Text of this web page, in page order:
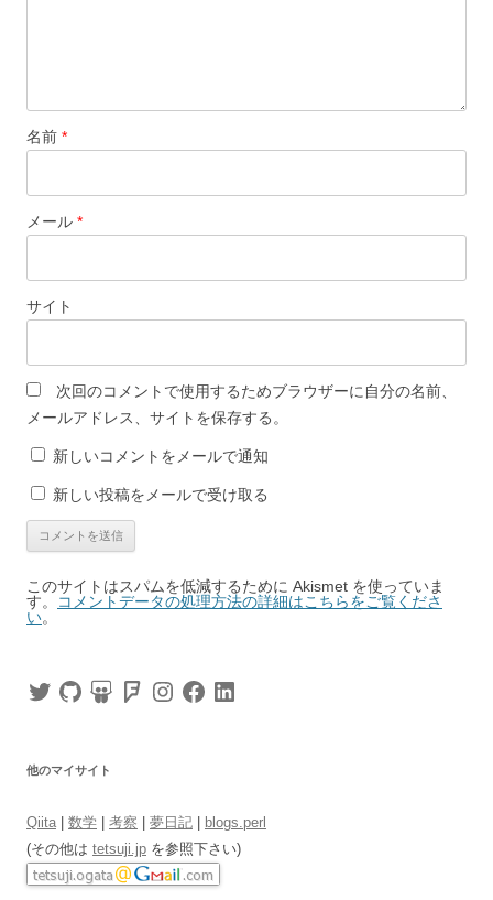
名前 *
メール *
サイト
次回のコメントで使用するためブラウザーに自分の名前、
メールアドレス、サイトを保存する。
新しいコメントをメールで通知
新しい投稿をメールで受け取る
このサイトはスパムを低減するために Akismet を使っていま
す。
コメントデータの処理方法の詳細はこちらをご覧くださ
い。
TwitterGitHubSlideShareFoursquare
InstagramFacebookLinkedIn
他のマイサイト
Qiita 数学 考察 夢日記
blogs.perl
(その他は tetsuji.jp を参照下さい)